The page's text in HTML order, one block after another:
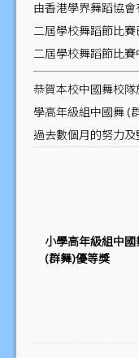
由香港學界舞蹈協
二屆學校舞蹈節比
二屆學校舞蹈節比賽
恭賀本校中國舞校
學高年級組中國舞 (
過去數個月的努力及
小學高年級組中國
(群舞)優等獎